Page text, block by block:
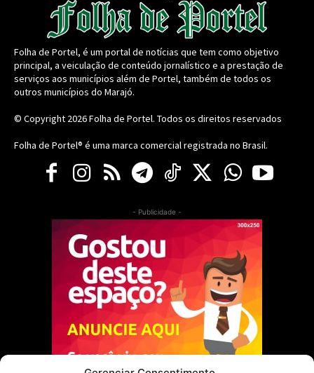
Folha de Portel, é um portal de notícias que tem como objetivo
principal, a veiculação de conteúdo jornalístico e a prestação de
serviços aos municípios além de Portel, também de todos os
outros municípios do Marajó.
© Copyright 2026Folha de Portel. Todos os direitos reservados
Folha de Portel® é uma marca comercial registrada no Brasil.
- Publicidade -